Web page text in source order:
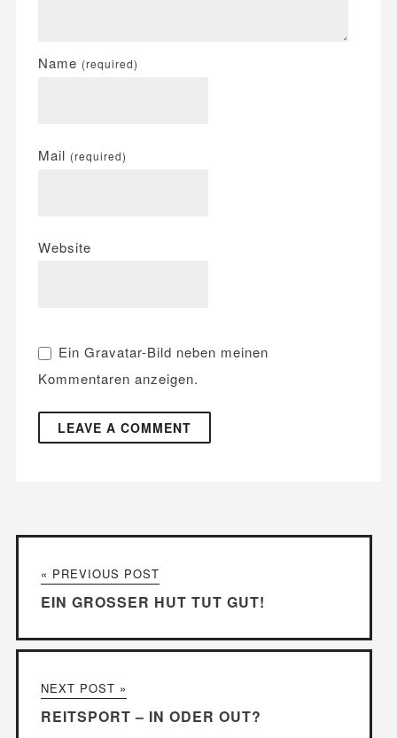
Name (required)
Mail (required)
Website
Ein Gravatar-Bild neben meinen
Kommentaren anzeigen.
« PREVIOUS POST
EIN GROSSER HUT TUT GUT!
NEXT POST »
REITSPORT – IN ODER OUT?